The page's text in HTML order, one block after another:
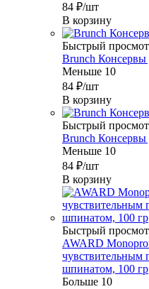
84 ₽/шт
В корзину
Быстрый
Brunch Консервы
Меньше 10
84 ₽/шт
В корзину
Быстрый
Brunch Консервы
Меньше 10
84 ₽/шт
В корзину
Быстрый
AWARD
чувствительным
шпинатом, 100 гр
Больше 10